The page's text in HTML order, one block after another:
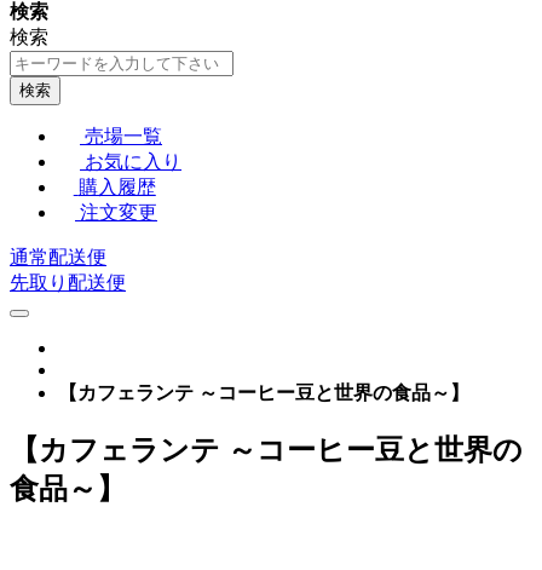
検索
検索
検索
売場一覧
お気に入り
購入履歴
注文変更
通常配送便
先取り配送便
【カフェランテ ～コーヒー豆と世界の食品～】
【カフェランテ ～コーヒー豆と世界の
食品～】